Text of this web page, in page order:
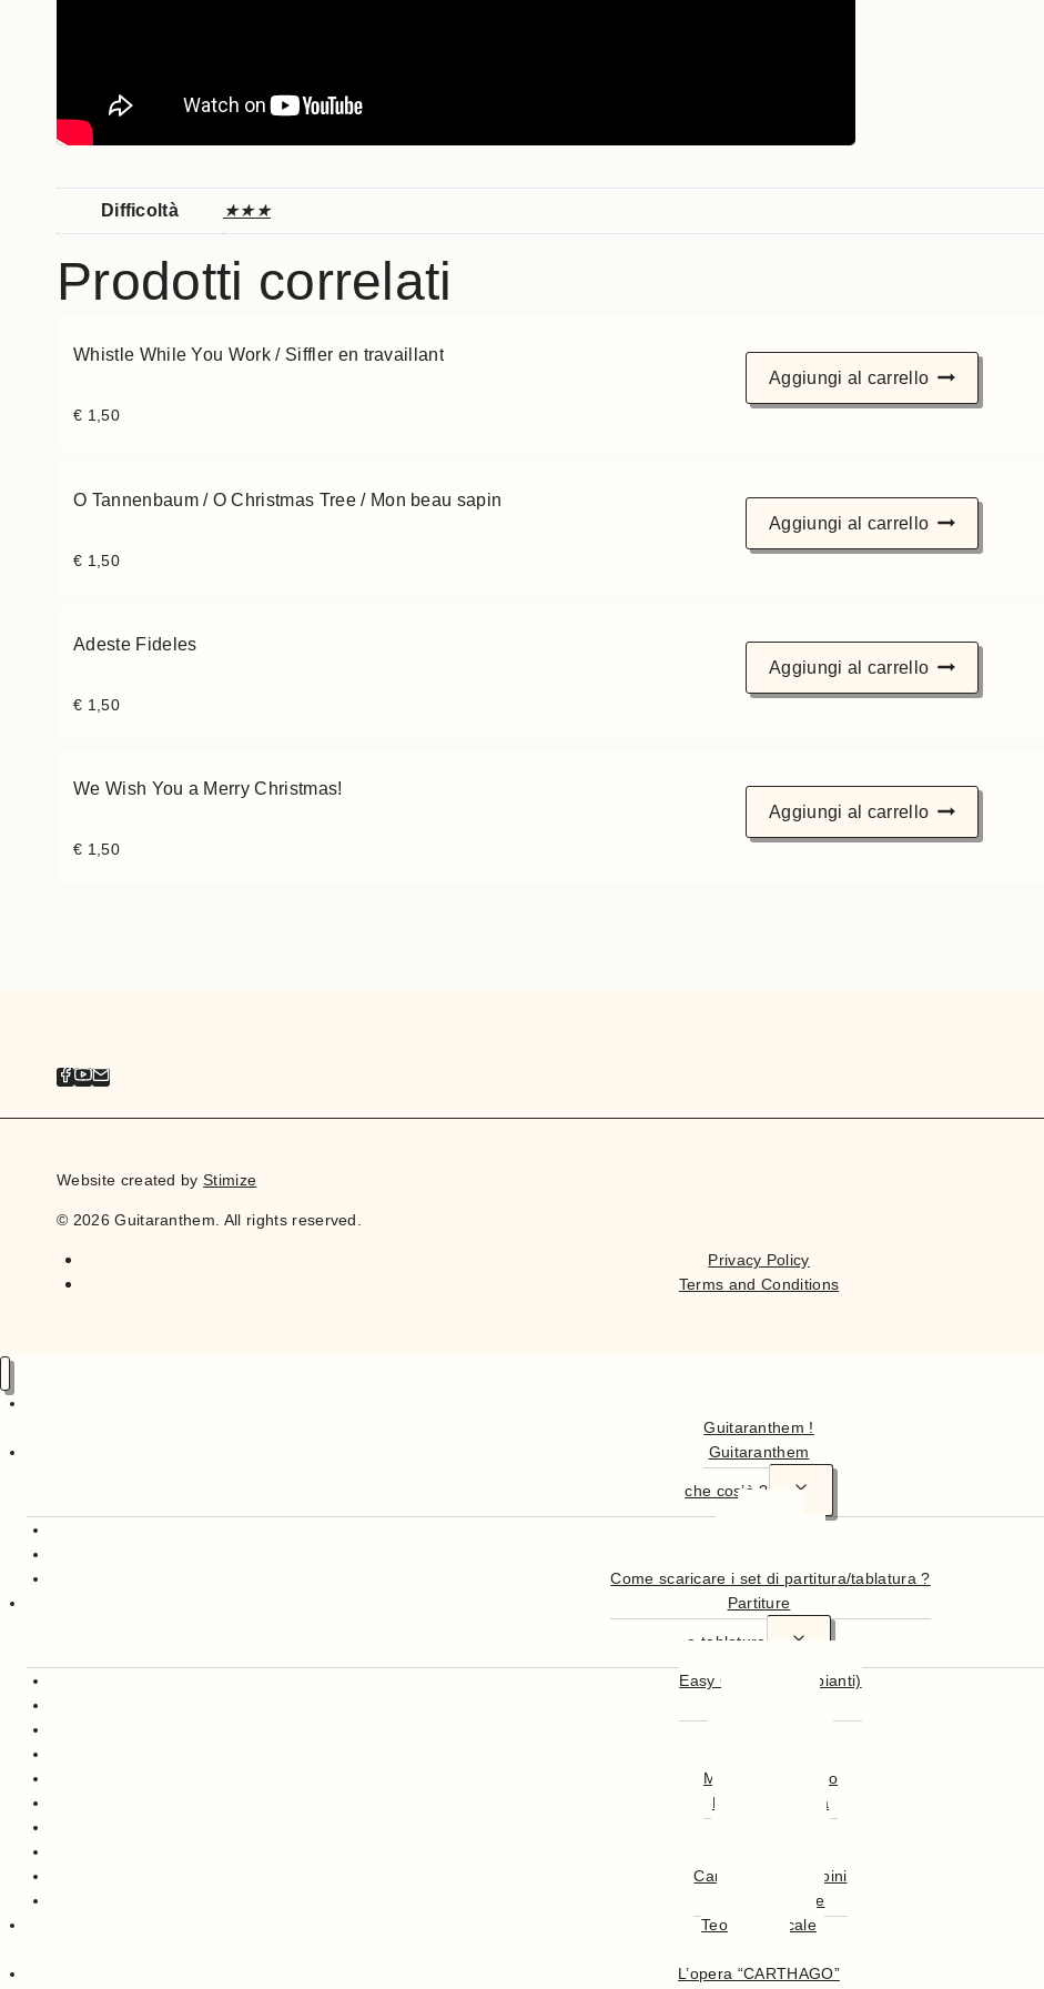
Difficoltà ★★★
Prodotti correlati
Whistle While You Work / Siffler en travaillant
€ 1,50
Aggiungi al carrello
O Tannenbaum / O Christmas Tree / Mon beau sapin
€ 1,50
Aggiungi al carrello
Adeste Fideles
€ 1,50
Aggiungi al carrello
We Wish You a Merry Christmas!
€ 1,50
Aggiungi al carrello
Website created byStimize
© 2026 Guitaranthem. All rights reserved.
Privacy Policy
Terms and Conditions
Guitaranthem !
Guitaranthem
che cos’è ?
Come scaricare i set di partitura/tablatura ?
Partiture
e tablature
Easy Guitar (principianti)
Musica dal Mondo
Musica Famosa
Canzoni per Bambini
Canti di Natale
Teoria musicale
L’opera “CARTHAGO”